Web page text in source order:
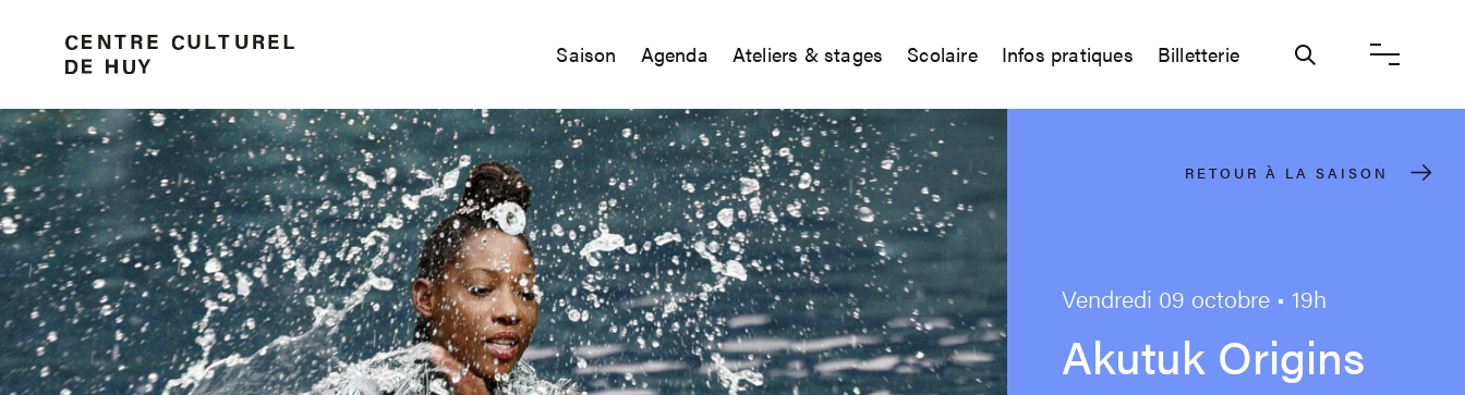
Saison Agenda Ateliers & stages Scolaire Infos pratiques Billetterie Ouvrir /
RETOUR À LA SAISON
Vendredi 09 octobre • 19h
Akutuk Origins